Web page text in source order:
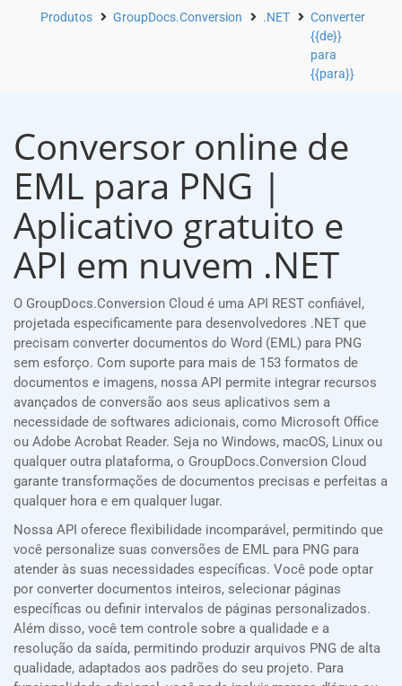
Produtos GroupDocs.Conversion .NET
Converter
{{de}}
para
{{para}}
Conversor online de
EML para PNG |
Aplicativo gratuito e
API em nuvem .NET
O GroupDocs.Conversion Cloud é uma API REST confiável,
projetada especificamente para desenvolvedores .NET que
precisam converter documentos do Word (EML) para PNG
sem esforço. Com suporte para mais de 153 formatos de
documentos e imagens, nossa API permite integrar recursos
avançados de conversão aos seus aplicativos sem a
necessidade de softwares adicionais, como Microsoft Office
ou Adobe Acrobat Reader. Seja no Windows, macOS, Linux ou
qualquer outra plataforma, o GroupDocs.Conversion Cloud
garante transformações de documentos precisas e perfeitas a
qualquer hora e em qualquer lugar.
Nossa API oferece flexibilidade incomparável, permitindo que
você personalize suas conversões de EML para PNG para
atender às suas necessidades específicas. Você pode optar
por converter documentos inteiros, selecionar páginas
específicas ou definir intervalos de páginas personalizados.
Além disso, você tem controle sobre a qualidade e a
resolução da saída, permitindo produzir arquivos PNG de alta
qualidade, adaptados aos padrões do seu projeto. Para